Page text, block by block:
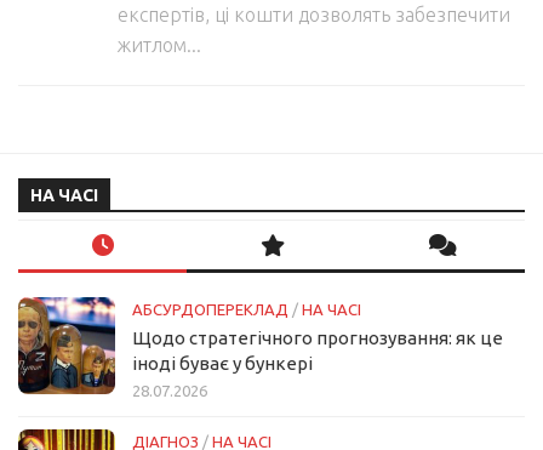
експертів, ці кошти дозволять забезпечити
житлом...
НА ЧАСІ
АБСУРДОПЕРЕКЛАД / НА ЧАСІ
Щодо стратегічного прогнозування: як це
іноді буває у бункері
28.07.2026
ДІАГНОЗ / НА ЧАСІ